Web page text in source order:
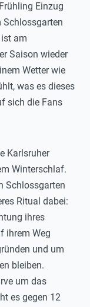
Einzug
Schlossgarten
am
Saison wieder
Wetter wie
was es dieses
sich die Fans
Karlsruher
Winterschlaf.
Schlossgarten
Ritual dabei:
ihres
ihrem Weg
und um
bleiben.
um das
es gegen 12